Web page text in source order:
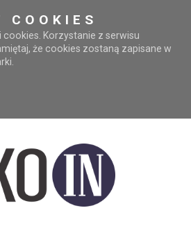
COOKIES
Korzystanie z serwisu
że cookies zostaną zapisane w